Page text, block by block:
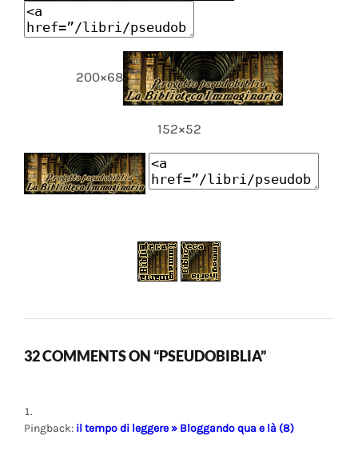
200×68
152×52
32 COMMENTS ON “PSEUDOBIBLIA”
Pingback: il tempo di leggere » Bloggando qua e là (8)